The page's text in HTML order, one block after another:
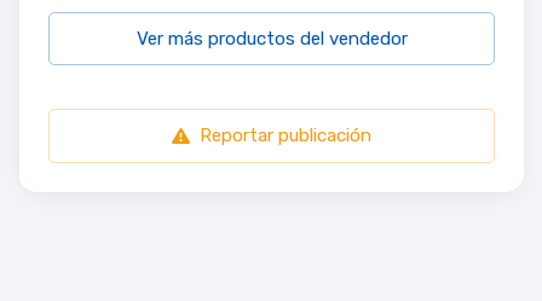
Ver más productos del vendedor
Reportar publicación